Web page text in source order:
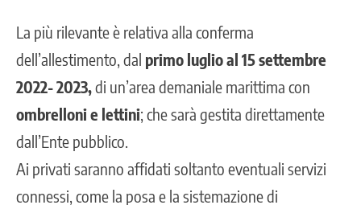
La più rilevante è relativa alla conferma
dell’allestimento, dal primo luglio al 15 settembre
2022- 2023,di un’area demaniale marittima con
ombrelloni e lettini; che sarà gestita direttamente
dall’Ente pubblico.
Ai privati saranno affidati soltanto eventuali servizi
connessi, come la posa e la sistemazione di